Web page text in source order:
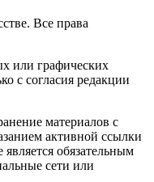
Все права
или графических
c согласия редакции
материалов с
активной ссылки
обязательным
сети или